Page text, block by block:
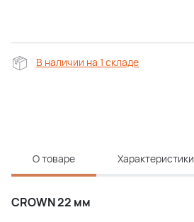
В наличии на 1 складе
О товаре Характеристики
CROWN 22 мм